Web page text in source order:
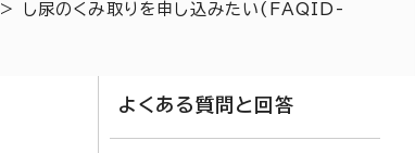
> し尿のくみ取りを申し込みたい(FAQID-
よくある質問と回答